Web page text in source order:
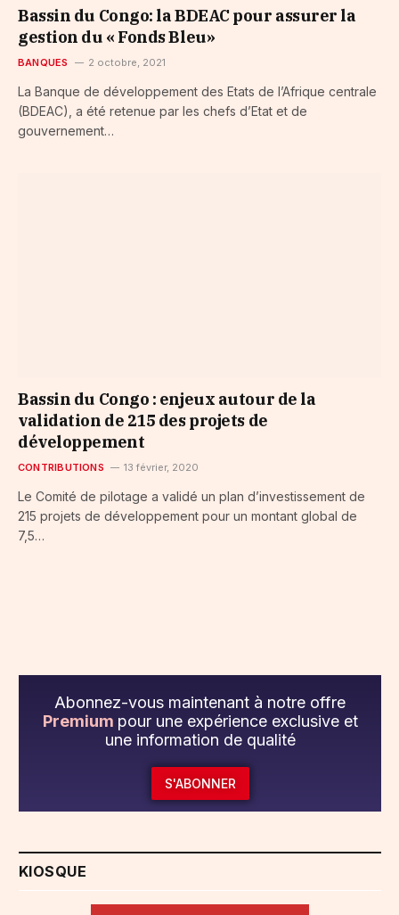
Bassin du Congo: la BDEAC pour assurer la
gestion du « Fonds Bleu»
BANQUES 2 octobre, 2021
La Banque de développement des Etats de l’Afrique centrale
(BDEAC), a été retenue par les chefs d’Etat et de
gouvernement…
Bassin du Congo : enjeux autour de la
validation de 215 des projets de
développement
CONTRIBUTIONS 13 février, 2020
Le Comité de pilotage a validé un plan d’investissement de
215 projets de développement pour un montant global de
7,5…
Abonnez-vous maintenant à notre offre
Premium pour une expérience exclusive et
une information de qualité
S'ABONNER
KIOSQUE